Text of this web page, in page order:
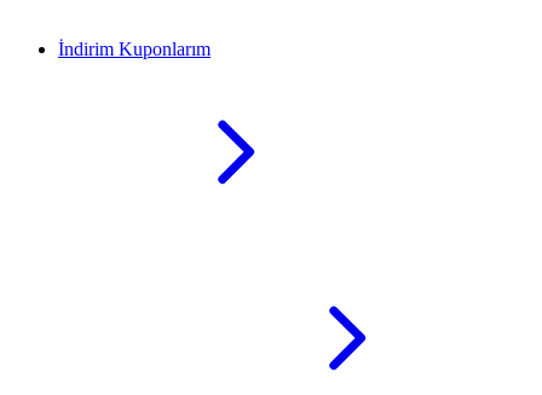
İndirim Kuponlarım